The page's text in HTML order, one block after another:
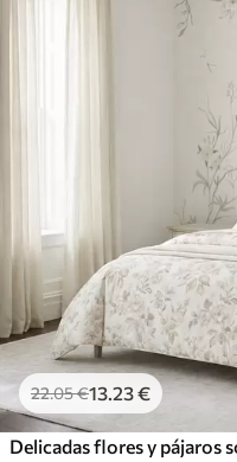
22.05€13.23€